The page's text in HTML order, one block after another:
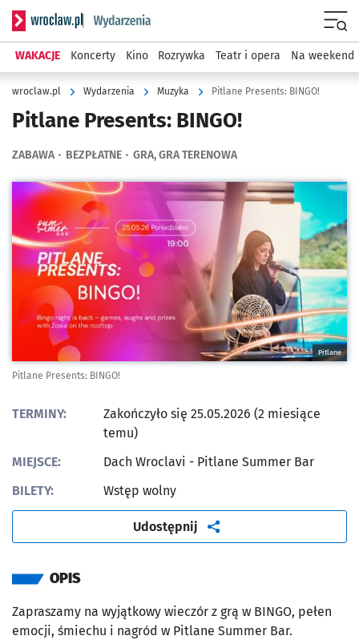
Serwis informacyjny wroclaw.pl podserwis: Wydarzenia
WAKACJE Koncerty Kino Rozrywka Teatr i opera Na weekend
wroclaw.pl Wydarzenia Muzyka Pitlane Presents: BINGO!
Pitlane Presents: BINGO!
ZABAWA BEZPŁATNE GRA, GRA TERENOWA
Kliknij, aby powiększyć
Pitlane
Pitlane Presents: BINGO!
TERMINY:
Zakończyło się 25.05.2026 (2 miesiące
temu)
MIEJSCE:
Dach Wroclavi - Pitlane Summer Bar
BILETY:
Wstęp wolny
Udostępnij artykuł
OPIS
Zapraszamy na wyjątkowy wieczór z grą w BINGO, pełen
emocji, śmiechu i nagród w Pitlane Summer Bar.